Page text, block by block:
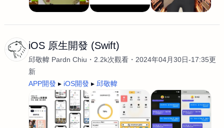
iOS 原生開發 (Swift)
邱敬幃 Pardn Chiu 2.2k次觀看
2024年04月30日-17:35更
新
APP開發
iOS開發 邱敬幃